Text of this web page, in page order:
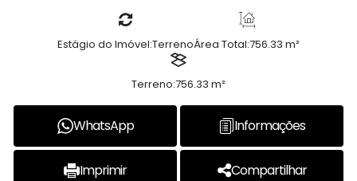
Estágio do Imóvel:TerrenoÁrea Total:756.33 m²
Terreno:756.33 m²
WhatsApp Informações
Imprimir Compartilhar